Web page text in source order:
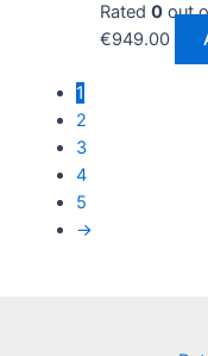
Rated 0out
€949.00
1
2
3
4
5
→